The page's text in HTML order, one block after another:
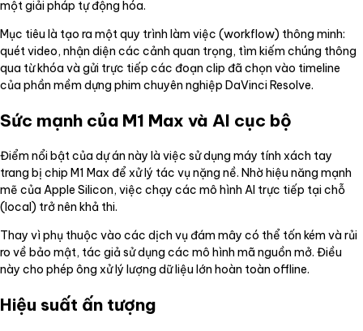
một giải pháp tự động hóa.
Mục tiêu là tạo ra một quy trình làm việc (workflow) thông minh:
quét video, nhận diện các cảnh quan trọng, tìm kiếm chúng thông
qua từ khóa và gửi trực tiếp các đoạn clip đã chọn vào timeline
của phần mềm dựng phim chuyên nghiệp DaVinci Resolve.
Sức mạnh của M1 Max và AI cục bộ
Điểm nổi bật của dự án này là việc sử dụng máy tính xách tay
trang bị chip M1 Max để xử lý tác vụ nặng nề. Nhờ hiệu năng mạnh
mẽ của Apple Silicon, việc chạy các mô hình AI trực tiếp tại chỗ
(local) trở nên khả thi.
Thay vì phụ thuộc vào các dịch vụ đám mây có thể tốn kém và rủi
ro về bảo mật, tác giả sử dụng các mô hình mã nguồn mở. Điều
này cho phép ông xử lý lượng dữ liệu lớn hoàn toàn offline.
Hiệu suất ấn tượng